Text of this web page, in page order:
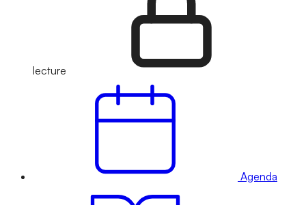
lecture
Agenda